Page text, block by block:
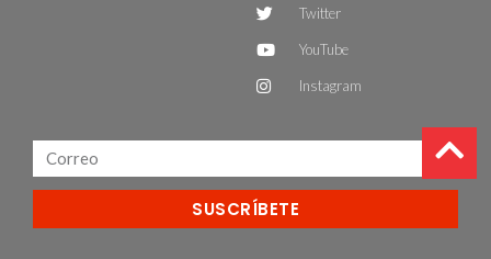
Twitter
YouTube
Instagram
SUSCRÍBETE